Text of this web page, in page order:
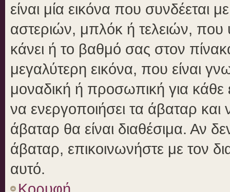
είναι μία εικόνα που
αστεριών, μπλόκ ή τελειών, που
κάνει ή το βαθμό σας στον
μεγαλύτερη εικόνα, που είναι
μοναδική ή προσωπική για κάθε
να ενεργοποιήσει τα άβαταρ και
άβαταρ θα είναι διαθέσιμα. Αν
άβαταρ, επικοινωνήστε με τον
αυτό.